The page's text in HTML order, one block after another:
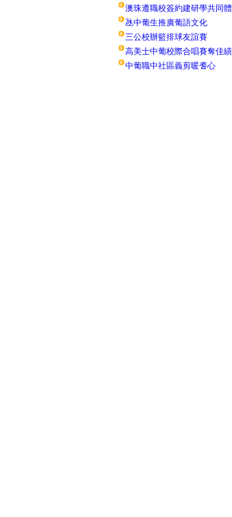
澳珠遵職校簽約建研學共同體
氹中葡生推廣葡語文化
三公校辦籃排球友誼賽
高美士中葡校際合唱賽奪佳績
中葡職中社區義剪暖耆心